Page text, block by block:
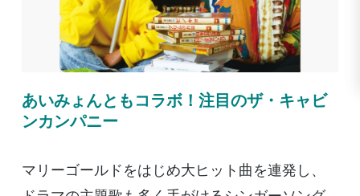
あいみょんともコラボ！注目のザ・キャビ
ンカンパニー
マリーゴールドをはじめ大ヒット曲を連発し、